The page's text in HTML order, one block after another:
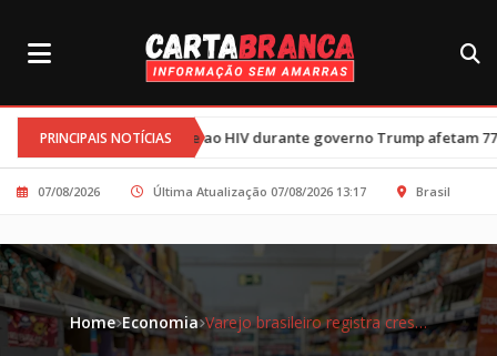
PRINCIPAIS NOTÍCIAS
ao HIV durante governo Trump afetam 77 mil crianças•
07/08/2026 Última Atualização 07/08/2026 13:17 Brasil
Home Economia Varejo brasileiro registra crescimento de 0,6% em fevereiro, segundo IBGE